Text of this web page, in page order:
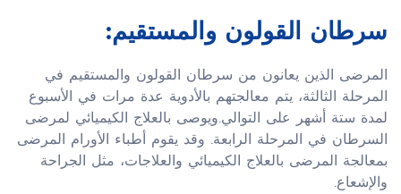
سرطان القولون والمستقيم:
المرضى الذين يعانون من سرطان القولون والمستقيم في
المرحلة الثالثة، يتم معالجتهم بالأدوية عدة مرات في الأسبوع
لمدة ستة أشهر على التوالي.ويوصى بالعلاج الكيميائي لمرضى
السرطان في المرحلة الرابعة. وقد يقوم أطباء الأورام المرضى
بمعالجة المرضى بالعلاج الكيميائي والعلاجات، مثل الجراحة
والإشعاع.